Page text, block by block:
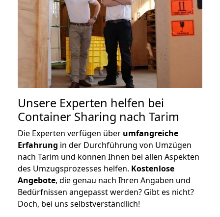
Unsere Experten helfen bei
Container Sharing nach Tarim
Die Experten verfügen über umfangreiche
Erfahrung in der Durchführung von Umzügen
nach Tarim und können Ihnen bei allen Aspekten
des Umzugsprozesses helfen. Kostenlose
Angebote, die genau nach Ihren Angaben und
Bedürfnissen angepasst werden? Gibt es nicht?
Doch, bei uns selbstverständlich!